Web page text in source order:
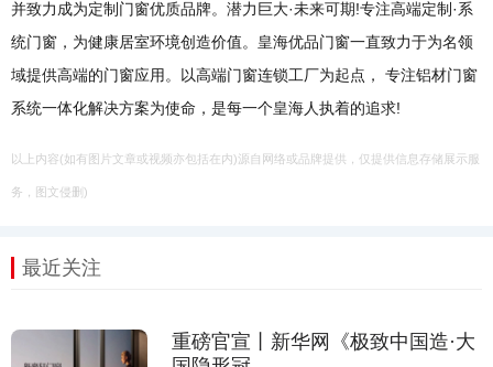
并致力成为定制门窗优质品牌。潜力巨大·未来可期!专注高端定制·系
统门窗，为健康居室环境创造价值。皇海优品门窗一直致力于为名领
域提供高端的门窗应用。以高端门窗连锁工厂为起点， 专注铝材门窗
系统一体化解决方案为使命，是每一个皇海人执着的追求!
以上内容(如有图片文章或视频亦包括在内)源自网络或品牌提供，仅提供信息存储展示服
务，图文侵删)
最近关注
重磅官宣丨新华网《极致中国造·大